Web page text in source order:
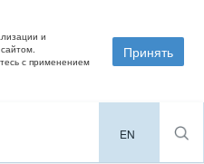
и
с применением
Принять
EN